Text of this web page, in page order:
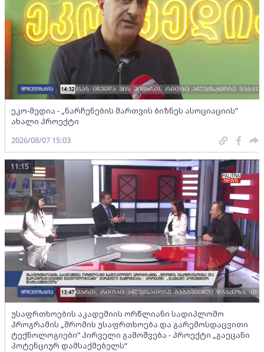
ეკო-მედია - „ნარჩენების მართვის ბიზნეს ასოციაციის”
ახალი პროექტი
2026/08/07 15:03
უსაფრთხოების აკადემიის ორწლიანი სადიპლომო
პროგრამის „შრომის უსაფრთხოება და გარემოსდაცვითი
ტექნოლოგიები“ პირველი გამოშვება - პროექტი „გაეცანი
პოტენციურ დამსაქმებელს“
11:15